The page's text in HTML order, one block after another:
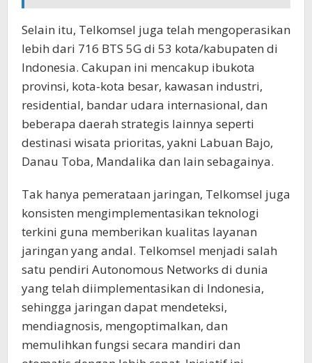
Selain itu, Telkomsel juga telah mengoperasikan
lebih dari 716 BTS 5G di 53 kota/kabupaten di
Indonesia. Cakupan ini mencakup ibukota
provinsi, kota-kota besar, kawasan industri,
residential, bandar udara internasional, dan
beberapa daerah strategis lainnya seperti
destinasi wisata prioritas, yakni Labuan Bajo,
Danau Toba, Mandalika dan lain sebagainya.
Tak hanya pemerataan jaringan, Telkomsel juga
konsisten mengimplementasikan teknologi
terkini guna memberikan kualitas layanan
jaringan yang andal. Telkomsel menjadi salah
satu pendiri Autonomous Networks di dunia
yang telah diimplementasikan di Indonesia,
sehingga jaringan dapat mendeteksi,
mendiagnosis, mengoptimalkan, dan
memulihkan fungsi secara mandiri dan